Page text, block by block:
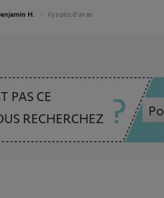
H. il y a plus d'un an
PAS CE
RECHERCHEZ